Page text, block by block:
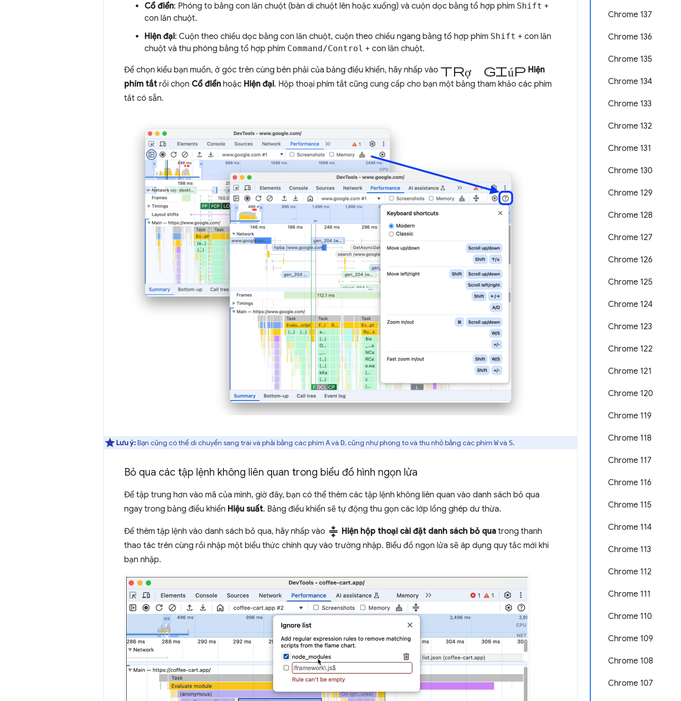
Chrome 137
Chrome 136
Chrome 135
Chrome 134
Chrome 133
Chrome 132
Chrome 131
Chrome 130
Chrome 129
Chrome 128
Chrome 127
Chrome 126
Chrome 125
Chrome 124
Chrome 123
Chrome 122
Chrome 121
Chrome 120
Chrome 119
Chrome 118
Chrome 117
Chrome 116
Chrome 115
Chrome 114
Chrome 113
Chrome 112
Chrome 111
Chrome 110
Chrome 109
Chrome 108
Chrome 107
Cổ điển: Phóng to bằng con lăn chuột (bàn di chuột lên hoặc xuống) và cuộn dọc bằng tổ hợp phím Shift +
con lăn chuột.
Hiện đại: Cuộn theo chiều dọc bằng con lăn chuột, cuộn theo chiều ngang bằng tổ hợp phím Shift + con lăn
chuột và thu phóng bằng tổ hợp phím Command/Control + con lăn chuột.
Để chọn kiểu bạn muốn, ở góc trên cùng bên phải của bảng điều khiển, hãy nhấp vào trợ giúp Hiện
phím tắt rồi chọn Cổ điển hoặc Hiện đại. Hộp thoại phím tắt cũng cung cấp cho bạn một bảng tham khảo các phím
tắt có sẵn.
Lưu ý:Bạn cũng có thể di chuyển sang trái và phải bằng các phím Avà D, cũng như phóng to và thu nhỏ bằng các phím Wvà S.
Bỏ qua các tập lệnh không liên quan trong biểu đồ hình ngọn lửa
Để tập trung hơn vào mã của mình, giờ đây, bạn có thể thêm các tập lệnh không liên quan vào danh sách bỏ qua
ngay trong bảng điều khiển Hiệu suất. Bảng điều khiển sẽ tự động thu gọn các lớp lồng ghép dư thừa.
Để thêm tập lệnh vào danh sách bỏ qua, hãy nhấp vào compress Hiện hộp thoại cài đặt danh sách bỏ qua trong thanh
thao tác trên cùng rồi nhập một biểu thức chính quy vào trường nhập. Biểu đồ ngọn lửa sẽ áp dụng quy tắc mới khi
bạn nhập.